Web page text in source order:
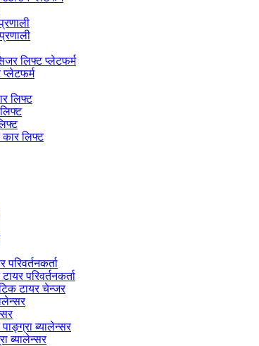
लिफ्ट प्लेटफर्म
लिफ्ट
कार लिफ्ट
परिवर्तनकर्ता
परिवर्तनकर्ता
टायर चेन्जर
ब्यालेन्सर
ब्यालेन्सर